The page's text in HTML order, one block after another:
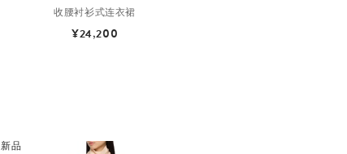
收腰衬衫式连衣裙
¥24,200
新品